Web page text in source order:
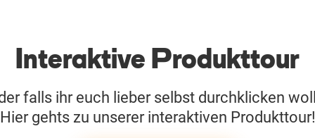
Interaktive Produkttour
falls ihr euch lieber selbst durchklicken
Hier gehts zu unserer interaktiven Produkttour!